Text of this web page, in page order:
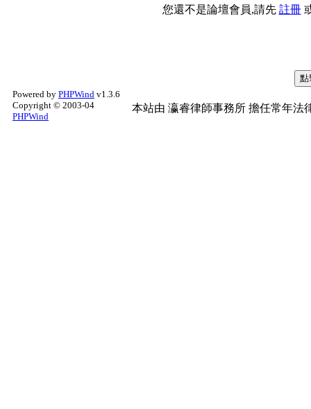
您還不是論壇會員,請先 註冊
Powered by PHPWind v1.3.6
Copyright © 2003-04
PHPWind
本站由 瀛睿律師事務所 擔任常年法